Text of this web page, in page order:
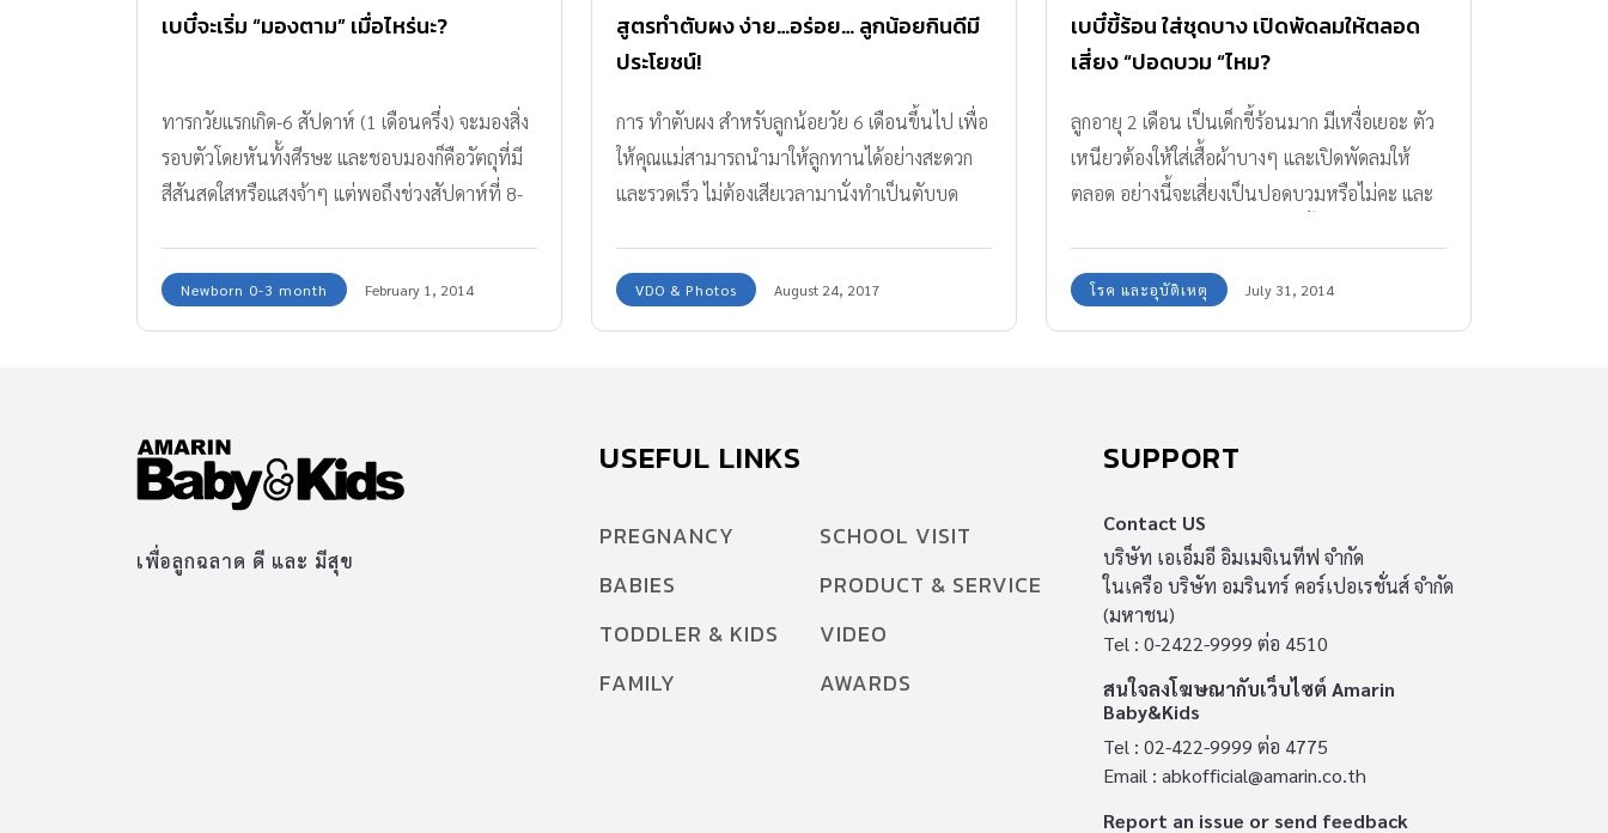
เบบี๋จะเริ่ม “มองตาม” เมื่อไหร่นะ?
ทารกวัยแรกเกิด-6 สัปดาห์ (1 เดือนครึ่ง) จะมองสิ่ง
รอบตัวโดยหันทั้งศีรษะ และชอบมองก็คือวัตถุที่มี
สีสันสดใสหรือแสงจ้าๆ แต่พอถึงช่วงสัปดาห์ที่ 8-
Newborn 0-3 month February 1, 2014
สูตรทำตับผง ง่าย…อร่อย… ลูกน้อยกินดีมี
ประโยชน์!
การ ทำตับผง สำหรับลูกน้อยวัย 6 เดือนขึ้นไป เพื่อ
ให้คุณแม่สามารถนำมาให้ลูกทานได้อย่างสะดวก
และรวดเร็ว ไม่ต้องเสียเวลามานั่งทำเป็นตับบด
VDO & Photos August 24, 2017
เบบี๋ขี้ร้อน ใส่ชุดบาง เปิดพัดลมให้ตลอด
เสี่ยง “ปอดบวม “ไหม?
ลูกอายุ 2 เดือน เป็นเด็กขี้ร้อนมาก มีเหงื่อเยอะ ตัว
เหนียวต้องให้ใส่เสื้อผ้าบางๆ และเปิดพัดลมให้
ตลอด อย่างนี้จะเสี่ยงเป็นปอดบวมหรือไม่คะ และ
โรค และอุบัติเหตุ July 31, 2014
เพื่อลูกฉลาด ดี และ มีสุข
USEFUL LINKS
PREGNANCY
BABIES
TODDLER & KIDS
FAMILY
SCHOOL VISIT
PRODUCT & SERVICE
VIDEO
AWARDS
SUPPORT
Contact US
บริษัท เอเอ็มอี อิมเมจิเนทีฟ จำกัด
ในเครือ บริษัท อมรินทร์ คอร์เปอเรชั่นส์ จำกัด
(มหาชน)
Tel : 0-2422-9999 ต่อ 4510
สนใจลงโฆษณากับเว็บไซต์ Amarin
Baby&Kids
Tel : 02-422-9999 ต่อ 4775
Email : abkofficial@amarin.co.th
Report an issue or send feedback